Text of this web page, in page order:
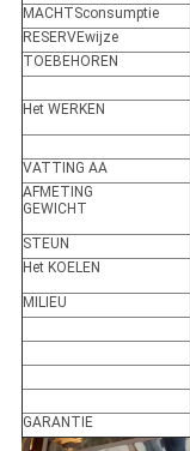
MACHTSconsumptie
RESERVEwijze
TOEBEHOREN
Het WERKEN
VATTING AA
AFMETING
GEWICHT
STEUN
Het KOELEN
MILIEU
GARANTIE